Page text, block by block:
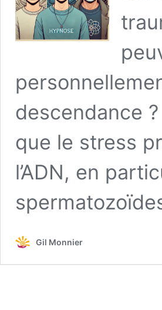
descendance
que le stress
l’ADN, en
Gil Monnier